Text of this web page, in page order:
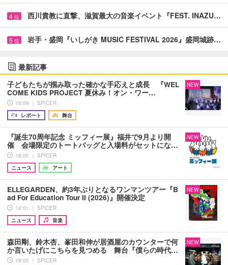
4 位 西川貴教に直撃、滋賀最大の音楽イベント『FEST. INAZU…
5 位 岩手・盛岡『いしがき MUSIC FESTIVAL 2026』盛岡城跡…
最新記事
子どもたちが掴み取った確かな手応えと成長 『WEL
COME KIDS PROJECT 夏休み！オン・ワー…
18:09 ｜ SPICER
レポート
舞台
NEW
『誕生70周年記念 ミッフィー展』福井で9月より開
催 会場限定のトートバッグと入場料がセットにな…
18:05 ｜ SPICER
ニュース
アート
NEW
ELLEGARDEN、約3年ぶりとなるワンマンツアー『B
ad For Education Tour II (2026)』開催決定
18:01 ｜ SPICER
ニュース
音楽
NEW
森田剛、鈴木杏、峯田和伸が居酒屋のカウンターで何
か言いたげにこちらを見つめる 舞台『僕らの時代…
18:00 ｜ SPICER
NEW